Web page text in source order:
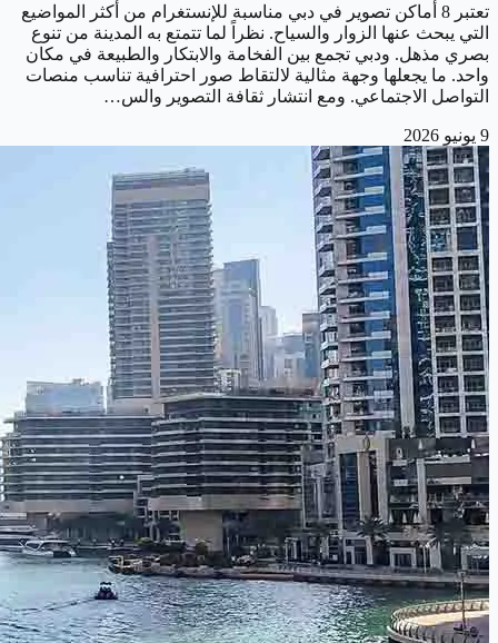
تعتبر 8 أماكن تصوير في دبي مناسبة للإنستغرام من أكثر المواضيع
التي يبحث عنها الزوار والسياح. نظراً لما تتمتع به المدينة من تنوع
بصري مذهل. ودبي تجمع بين الفخامة والابتكار والطبيعة في مكان
واحد. ما يجعلها وجهة مثالية لالتقاط صور احترافية تناسب منصات
التواصل الاجتماعي. ومع انتشار ثقافة التصوير والس…
9 يونيو 2026